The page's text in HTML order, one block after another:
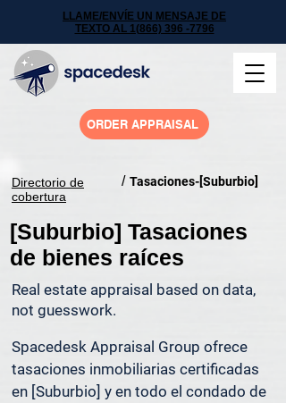
LLAME/ENVÍE UN MENSAJE DE
TEXTO AL 1(866) 396 -7796
ORDER APPRAISAL
Directorio de
cobertura
/ Tasaciones-[Suburbio]
[Suburbio] Tasaciones
de bienes raíces
Real estate appraisal based on data,
not guesswork.
Spacedesk Appraisal Group ofrece
tasaciones inmobiliarias certificadas
en [Suburbio] y en todo el condado de